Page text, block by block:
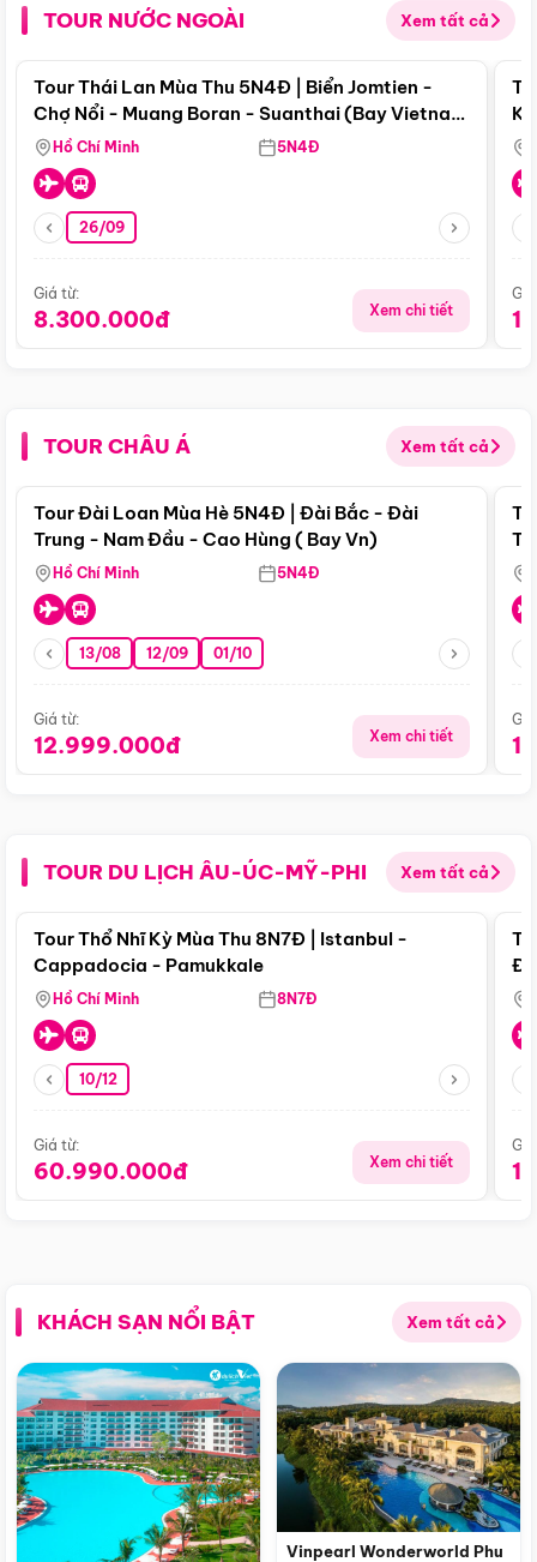
TOUR NƯỚC NGOÀI Xem tất cả
Điểm nổi bật
Tour Thái Lan Mùa Thu 5N4Đ | Biển Jomtien -
Chợ Nổi - Muang Boran - Suanthai (Bay Vietnam
Airlines)
Hồ Chí Minh 5N4Đ
26/09
Giá từ:
8.300.000đ Xem chi tiết
TOUR CHÂU Á Xem tất cả
Điểm nổi bật
Tour Đài Loan Mùa Hè 5N4Đ | Đài Bắc - Đài
Trung - Nam Đầu - Cao Hùng ( Bay Vn)
Hồ Chí Minh 5N4Đ
13/08 12/09 01/10
Giá từ:
12.999.000đ Xem chi tiết
TOUR DU LỊCH ÂU-ÚC-MỸ-PHI Xem tất cả
Điểm nổi bật
Tour Thổ Nhĩ Kỳ Mùa Thu 8N7Đ | Istanbul -
Cappadocia - Pamukkale
Hồ Chí Minh 8N7Đ
10/12
Giá từ:
60.990.000đ Xem chi tiết
KHÁCH SẠN NỔI BẬT Xem tất cả
Vinpearl Wonderworld Phu